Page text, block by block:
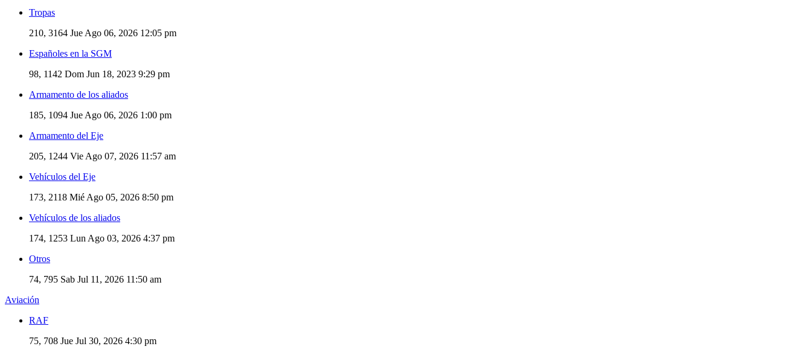
Tropas
210, 3164 Jue Ago 06, 2026 12:05 pm
Españoles en la SGM
98, 1142 Dom Jun 18, 2023 9:29 pm
Armamento de los aliados
185, 1094 Jue Ago 06, 2026 1:00 pm
Armamento del Eje
205, 1244 Vie Ago 07, 2026 11:57 am
Vehículos del Eje
173, 2118 Mié Ago 05, 2026 8:50 pm
Vehículos de los aliados
174, 1253 Lun Ago 03, 2026 4:37 pm
Otros
74, 795 Sab Jul 11, 2026 11:50 am
Aviación
RAF
75, 708 Jue Jul 30, 2026 4:30 pm